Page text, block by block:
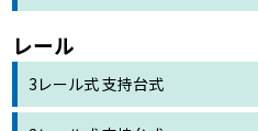
レール
3レール式 支持台式